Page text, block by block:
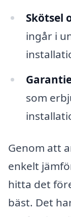
Skötsel
ingår i
som
Genom att
enkelt
hitta det
bäst. Det